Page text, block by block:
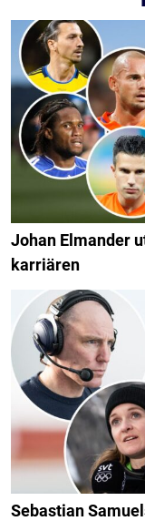
Johan Elmander
karriären
Sebastian